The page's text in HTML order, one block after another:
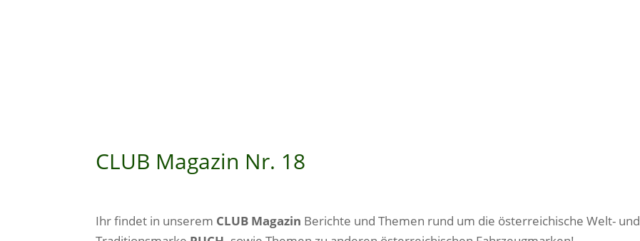
CLUB Magazin Nr. 18
Ihr findet in unserem CLUB Magazin Berichte und Themen rund um die österreichische Welt- und